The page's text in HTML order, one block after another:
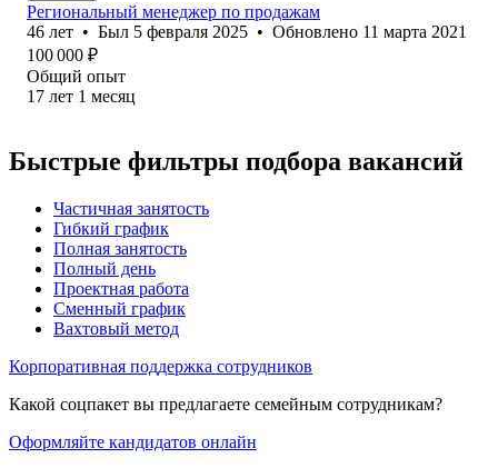
Региональный менеджер по продажам
46 лет • Был 5 февраля 2025 • Обновлено 11 марта 2021
100 000 ₽
Общий опыт
17 лет 1 месяц
Быстрые фильтры подбора вакансий
Частичная занятость
Гибкий график
Полная занятость
Полный день
Проектная работа
Сменный график
Вахтовый метод
Корпоративная поддержка сотрудников
Какой соцпакет вы предлагаете семейным сотрудникам?
Оформляйте кандидатов онлайн